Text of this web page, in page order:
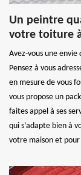
Un peintre
votre toiture
Avez-vous une
Pensez à vous
en mesure de vous
vous propose un
faites appel à ses
qui s’adapte bien à
votre maison et